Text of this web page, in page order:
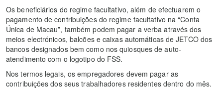
Os beneficiários do regime facultativo, além de efectuarem o
pagamento de contribuições do regime facultativo na “Conta
Única de Macau”, também podem pagar a verba através dos
meios electrónicos, balcões e caixas automáticas de JETCO dos
bancos designados bem como nos quiosques de auto-
atendimento com o logotipo do FSS.
Nos termos legais, os empregadores devem pagar as
contribuições dos seus trabalhadores residentes dentro do mês.